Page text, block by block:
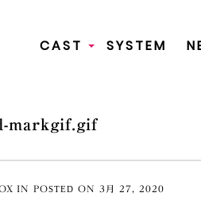
CAST SYSTEM
markgif.gif
IN POSTED ON 3月 27 2020